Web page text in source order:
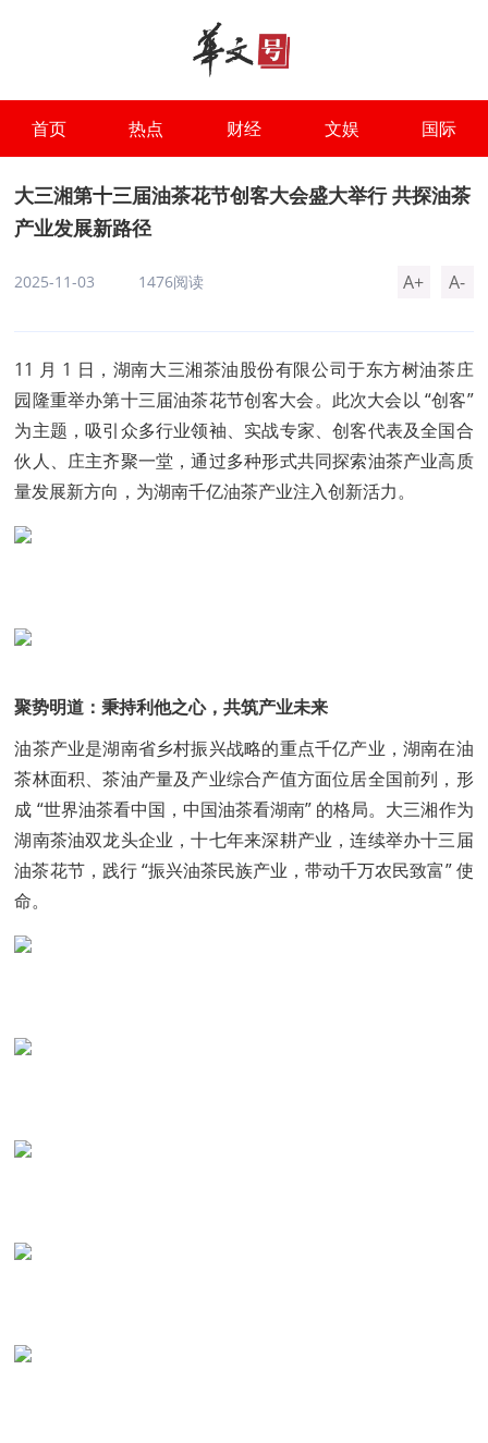
首页 热点 财经 文娱 国际
大三湘第十三届油茶花节创客大会盛大举行 共探油茶
产业发展新路径
2025-11-03 1476阅读 A+ A-
11 月 1 日，湖南大三湘茶油股份有限公司于东方树油茶庄
园隆重举办第十三届油茶花节创客大会。此次大会以 “创客”
为主题，吸引众多行业领袖、实战专家、创客代表及全国合
伙人、庄主齐聚一堂，通过多种形式共同探索油茶产业高质
量发展新方向，为湖南千亿油茶产业注入创新活力。
聚势明道：秉持利他之心，共筑产业未来
油茶产业是湖南省乡村振兴战略的重点千亿产业，湖南在油
茶林面积、茶油产量及产业综合产值方面位居全国前列，形
成 “世界油茶看中国，中国油茶看湖南” 的格局。大三湘作为
湖南茶油双龙头企业，十七年来深耕产业，连续举办十三届
油茶花节，践行 “振兴油茶民族产业，带动千万农民致富” 使
命。